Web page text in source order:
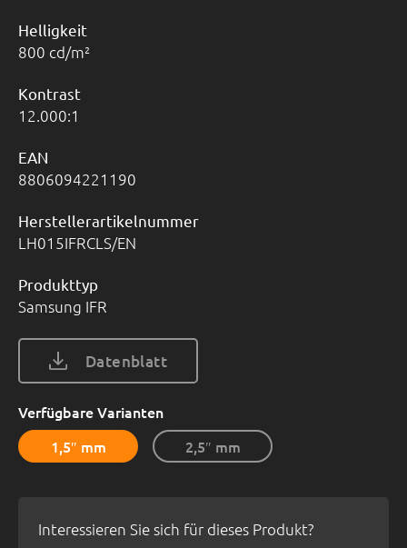
Helligkeit
800 cd/m²
Kontrast
12.000:1
EAN
8806094221190
Herstellerartikelnummer
LH015IFRCLS/EN
Produkttyp
Samsung IFR
Datenblatt
Verfügbare Varianten
1,5″ mm
2,5″ mm
Interessieren Sie sich für dieses Produkt?